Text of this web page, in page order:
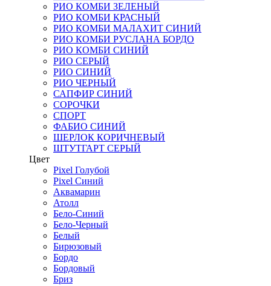
РИО КОМБИ ЗЕЛЕНЫЙ
РИО КОМБИ КРАСНЫЙ
РИО КОМБИ МАЛАХИТ СИНИЙ
РИО КОМБИ РУСЛАНА БОРДО
РИО КОМБИ СИНИЙ
РИО СЕРЫЙ
РИО СИНИЙ
РИО ЧЕРНЫЙ
САПФИР СИНИЙ
СОРОЧКИ
СПОРТ
ФАБИО СИНИЙ
ШЕРЛОК КОРИЧНЕВЫЙ
ШТУТГАРТ СЕРЫЙ
Цвет
Pixel Голубой
Pixel Синий
Аквамарин
Атолл
Бело-Синий
Бело-Черный
Белый
Бирюзовый
Бордо
Бордовый
Бриз